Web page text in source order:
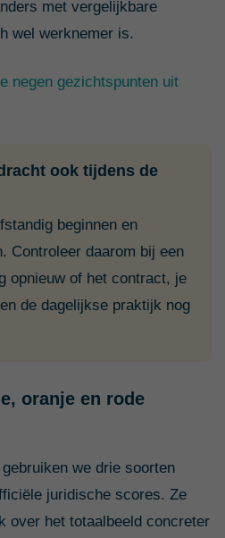
met vergelijkbare
wel werknemer is.
negen gezichtspunten uit
ook tijdens de
beginnen en
Controleer daarom bij een
opnieuw of het contract, je
de dagelijkse praktijk nog
oranje en rode
we drie soorten
juridische scores. Ze
over het totaalbeeld concreter